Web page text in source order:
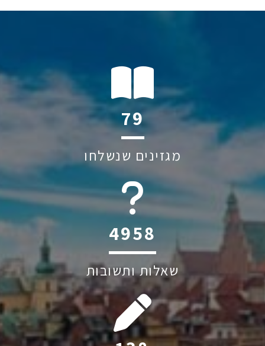
117
מגזינים שנשלחו
6044
שאלות ותשובות